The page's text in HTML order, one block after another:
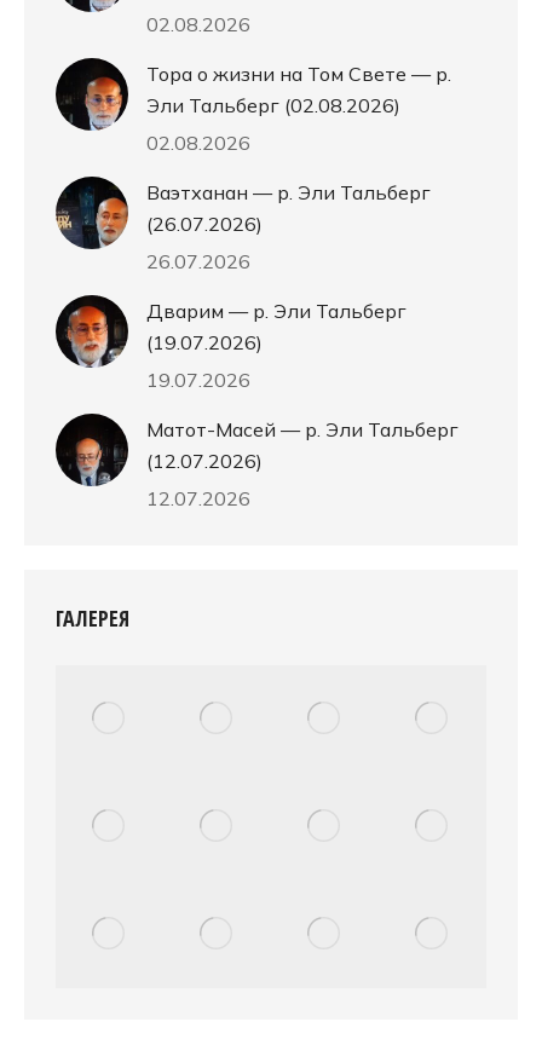
02.08.2026
Тора о жизни на Том Свете — р.
Эли Тальберг (02.08.2026)
02.08.2026
Ваэтханан — р. Эли Тальберг
(26.07.2026)
26.07.2026
Дварим — р. Эли Тальберг
(19.07.2026)
19.07.2026
Матот-Масей — р. Эли Тальберг
(12.07.2026)
12.07.2026
ГАЛЕРЕЯ